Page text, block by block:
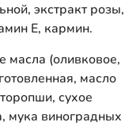
экстракт розы,
Е, кармин.
масла (оливковое,
масло
сухое
мука виноградных